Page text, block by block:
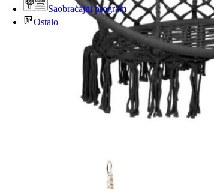
Saobraćajni program
Ostalo